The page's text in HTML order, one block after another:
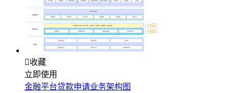
收藏
立即使用
金融平台贷款申请业务架构图